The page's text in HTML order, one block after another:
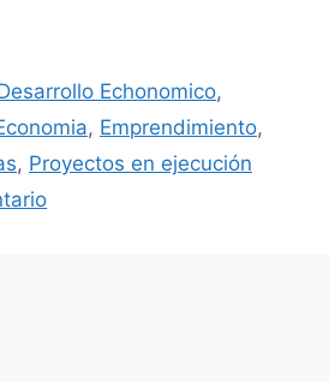
Echonomico,
, Emprendimiento,
, Proyectos en ejecución